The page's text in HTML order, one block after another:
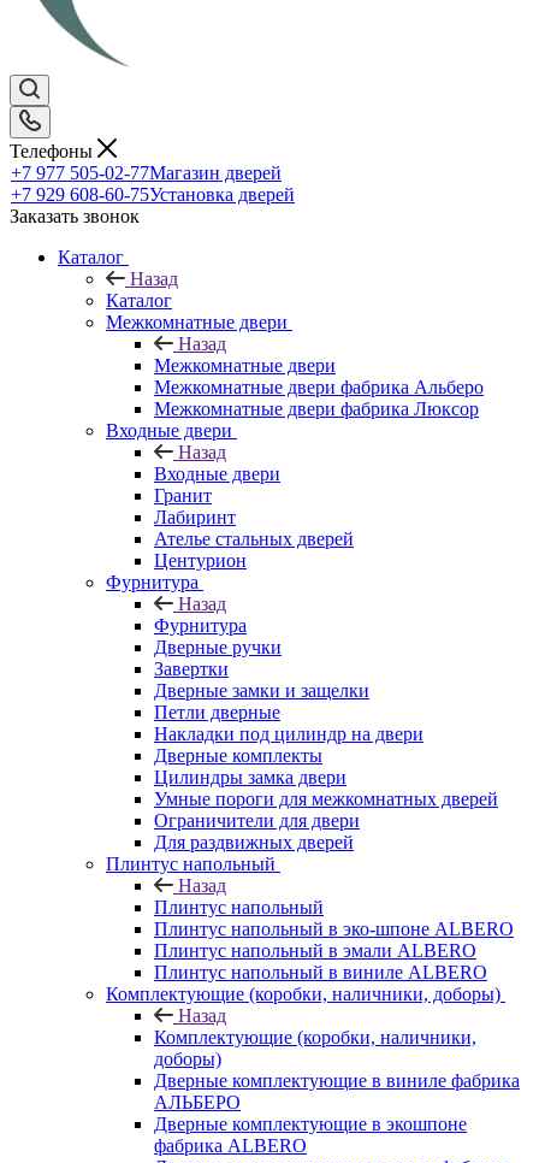
Телефоны
+7 977 505-02-77Магазин дверей
+7 929 608-60-75Установка дверей
Заказать звонок
Каталог
Назад
Каталог
Межкомнатные двери
Назад
Межкомнатные двери
Межкомнатные двери фабрика Альберо
Межкомнатные двери фабрика Люксор
Входные двери
Назад
Входные двери
Гранит
Лабиринт
Ателье стальных дверей
Центурион
Фурнитура
Назад
Фурнитура
Дверные ручки
Завертки
Дверные замки и защелки
Петли дверные
Накладки под цилиндр на двери
Дверные комплекты
Цилиндры замка двери
Умные пороги для межкомнатных дверей
Ограничители для двери
Для раздвижных дверей
Плинтус напольный
Назад
Плинтус напольный
Плинтус напольный в эко-шпоне ALBERO
Плинтус напольный в эмали ALBERO
Плинтус напольный в виниле ALBERO
Комплектующие (коробки, наличники, доборы)
Назад
Комплектующие (коробки, наличники,
доборы)
Дверные комплектующие в виниле фабрика
АЛЬБЕРО
Дверные комплектующие в экошпоне
фабрика ALBERO